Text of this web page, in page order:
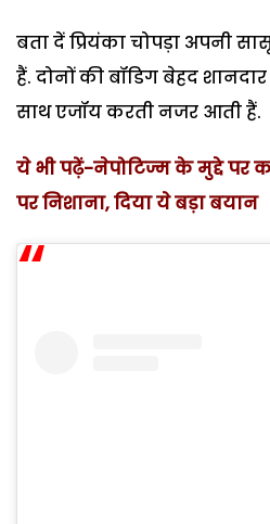
बता दें प्रियंका चोपड़ा अपनी
हैं. दोनों की बॉडिग बेहद
साथ एजॉय करती नजर आती हैं.
ये भी पढ़ें-नेपोटिज्म के मुद्दे
पर निशाना, दिया ये बड़ा बयान